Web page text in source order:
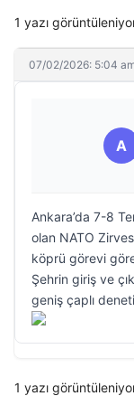
1 yazı
07/02/2026: 5:04
A
Ankara’da 7-8
olan NATO
köprü görevi
Şehrin giriş ve
geniş çaplı
1 yazı